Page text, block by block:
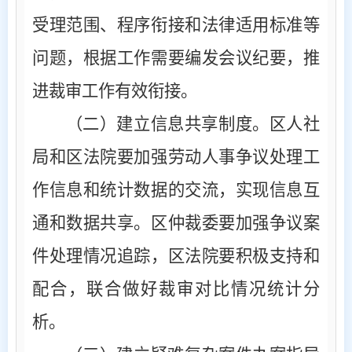
受理范围、程序衔接和法律适用标准等
问题，根据工作需要编发会议纪要，推
进裁审工作有效衔接。
（二）建立信息共享制度。区人社
局和区法院要加强劳动人事争议处理工
作信息和统计数据的交流，实现信息互
通和数据共享。区仲裁委要加强争议案
件处理情况追踪，区法院要积极支持和
配合，联合做好裁审对比情况统计分
析。